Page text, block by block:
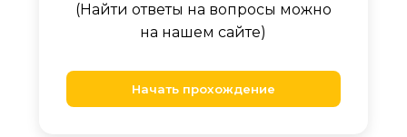
(Найти ответы на вопросы можно
на нашем сайте)
Начать прохождение